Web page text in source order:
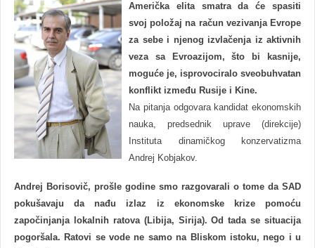
Američka elita smatra da će spasiti
svoj položaj na račun vezivanja Evrope
za sebe i njenog izvlačenja iz aktivnih
veza sa Evroazijom, što bi kasnije,
moguće je, isprovociralo sveobuhvatan
konflikt između Rusije i Kine.
Na pitanja odgovara kandidat ekonomskih
nauka, predsednik uprave (direkcije)
Instituta dinamičkog konzervatizma
Andrej Kobjakov.
Andrej Borisovič, prošle godine smo razgovarali o tome da SAD
pokušavaju da nađu izlaz iz ekonomske krize pomoću
započinjanja lokalnih ratova (Libija, Sirija). Od tada se situacija
pogoršala. Ratovi se vode ne samo na Bliskom istoku, nego i u